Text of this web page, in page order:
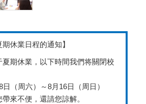
期休業日程的通知】
夏期休業，以下時間我們将關閉校
日（周六）～8月16日（周日）
帶來不便，還請您諒解。